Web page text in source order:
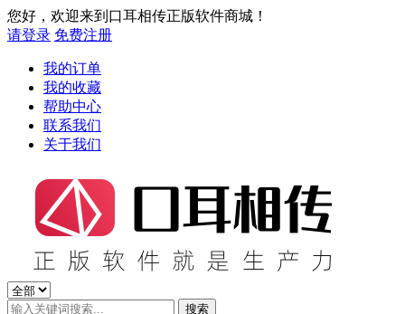
您好，欢迎来到口耳相传正版软件商城！
请登录 免费注册
我的订单
我的收藏
帮助中心
联系我们
关于我们